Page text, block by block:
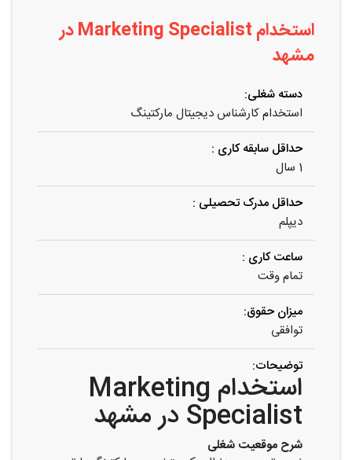
استخدام Marketing Specialist در
مشهد
دسته شغلی:
استخدام کارشناس دیجیتال مارکتینگ
حداقل سابقه کاری :
1 سال
حداقل مدرک تحصیلی :
دیپلم
ساعت کاری :
تمام وقت
میزان حقوق:
توافقی
توضیحات:
استخدام Marketing
Specialist در مشهد
شرح موقعیت شغلی